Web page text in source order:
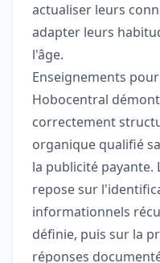
actualiser leurs
adapter leurs
l'âge.
Enseignements
Hobocentral
correctement
organique qualifié
la publicité payante.
repose sur
informationnels
définie, puis sur la
réponses